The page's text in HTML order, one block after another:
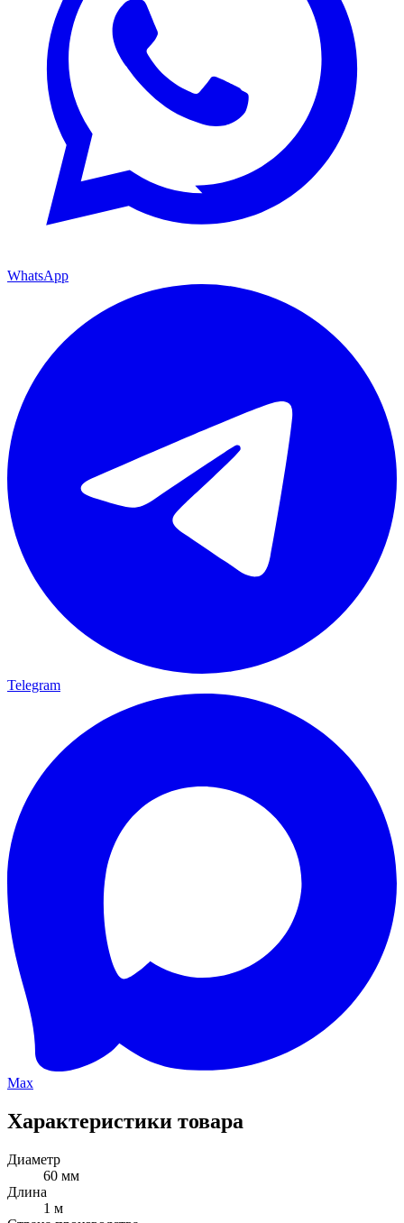
WhatsApp
Telegram
Max
Характеристики товара
Диаметр
60 мм
Длина
1 м